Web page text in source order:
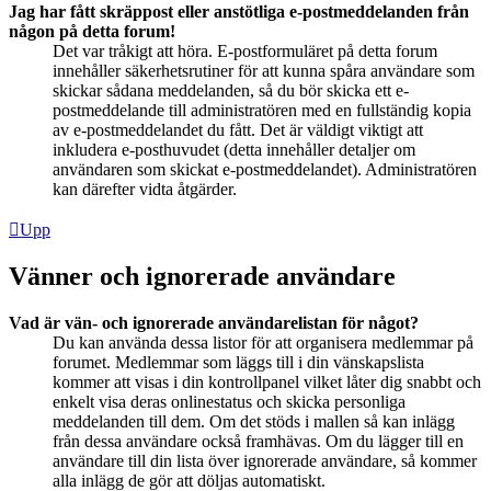
Jag har fått skräppost eller anstötliga e-postmeddelanden från
någon på detta forum!
Det var tråkigt att höra. E-postformuläret på detta forum
innehåller säkerhetsrutiner för att kunna spåra användare som
skickar sådana meddelanden, så du bör skicka ett e-
postmeddelande till administratören med en fullständig kopia
av e-postmeddelandet du fått. Det är väldigt viktigt att
inkludera e-posthuvudet (detta innehåller detaljer om
användaren som skickat e-postmeddelandet). Administratören
kan därefter vidta åtgärder.
Upp
Vänner och ignorerade användare
Vad är vän- och ignorerade användarelistan för något?
Du kan använda dessa listor för att organisera medlemmar på
forumet. Medlemmar som läggs till i din vänskapslista
kommer att visas i din kontrollpanel vilket låter dig snabbt och
enkelt visa deras onlinestatus och skicka personliga
meddelanden till dem. Om det stöds i mallen så kan inlägg
från dessa användare också framhävas. Om du lägger till en
användare till din lista över ignorerade användare, så kommer
alla inlägg de gör att döljas automatiskt.